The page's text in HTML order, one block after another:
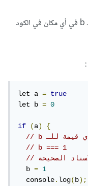
b في الحالتين تساوي 0 لأنك لم تغيير قيمة الـ b في أي مكان في الكود
let a =
true
let b = 0
if (a)
{
// b === 1
الصحيحة
  b
=
1
  console
.log(b);